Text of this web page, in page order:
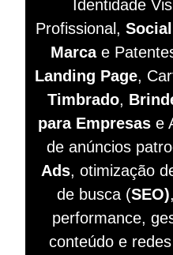
Identidade
Profissional,
Marca e
Landing Page,
Timbrado,
para Empresas e
de anúncios
Ads, otimização
de busca (SEO)
performance,
conteúdo e